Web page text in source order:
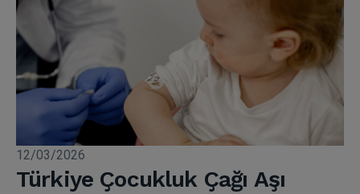
12/03/2026
Türkiye Çocukluk Çağı Aşı